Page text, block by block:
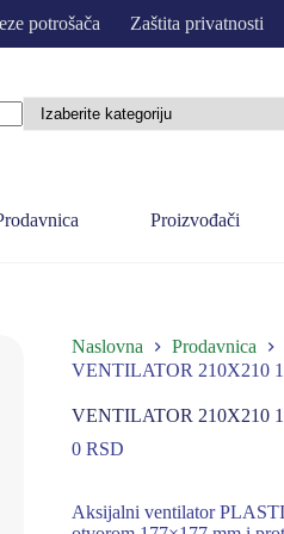
potrošača Zaštita privatnosti
Proizvođači
Naslovna Prodavnica
VENTILATOR 210X210
VENTILATOR 210X210
0 RSD
Aksijalni ventilator